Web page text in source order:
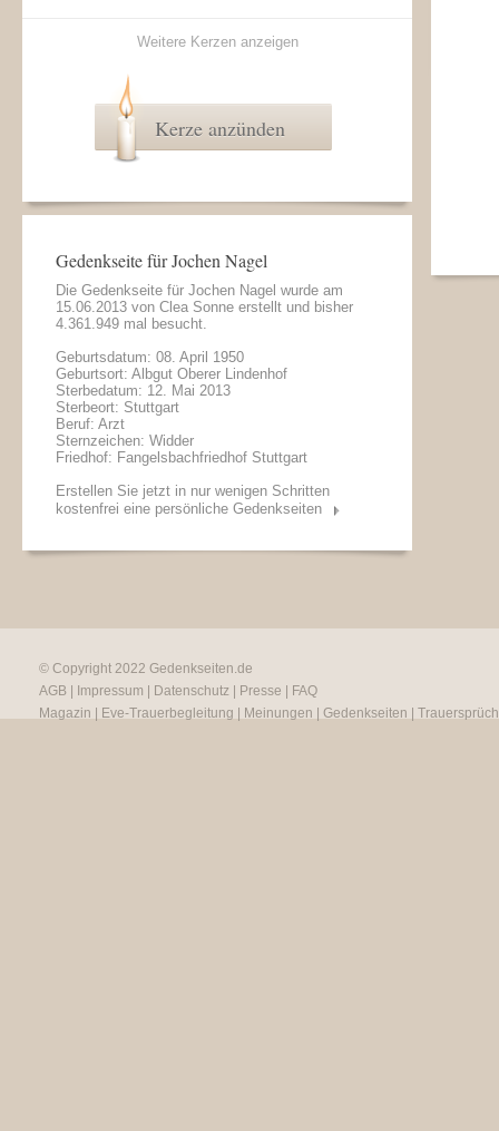
Weitere Kerzen anzeigen
Kerze anzünden
Gedenkseite für Jochen Nagel
Die Gedenkseite für Jochen Nagel wurde am
15.06.2013 von Clea Sonne erstellt und bisher
4.361.949 mal besucht.
Geburtsdatum: 08. April 1950
Geburtsort: Albgut Oberer Lindenhof
Sterbedatum: 12. Mai 2013
Sterbeort: Stuttgart
Beruf: Arzt
Sternzeichen: Widder
Friedhof: Fangelsbachfriedhof Stuttgart
Erstellen Sie jetzt in nur wenigen Schritten
kostenfrei eine persönliche Gedenkseiten
© Copyright 2022 Gedenkseiten.de
AGB
Impressum Datenschutz Presse
FAQ
Magazin
Eve-Trauerbegleitung Meinungen Gedenkseiten